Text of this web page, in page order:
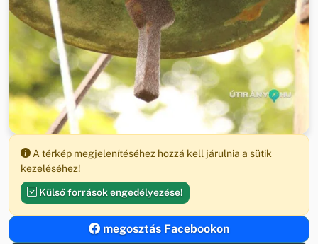
A térkép megjelenítéséhez hozzá kell járulnia a sütik
kezeléséhez!
Külső források engedélyezése!
megosztás Facebookon